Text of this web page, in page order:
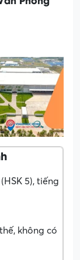
5), tiếng
không có